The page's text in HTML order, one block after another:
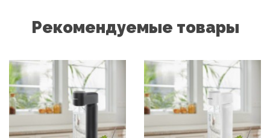
Рекомендуемые товары